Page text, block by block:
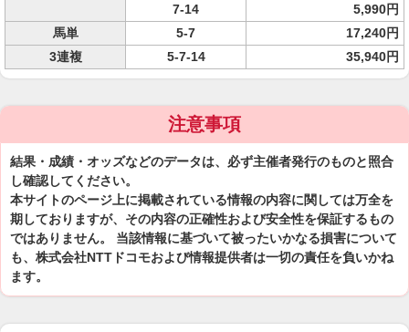
7-14
5,990円
馬単
5-7
17,240円
3連複
5-7-14 35,940円
注意事項
結果・成績・オッズなどのデータは、必ず主催者発行のものと照合
し確認してください。
本サイトのページ上に掲載されている情報の内容に関しては万全を
期しておりますが、その内容の正確性および安全性を保証するもの
ではありません。 当該情報に基づいて被ったいかなる損害について
も、株式会社NTTドコモおよび情報提供者は一切の責任を負いかね
ます。